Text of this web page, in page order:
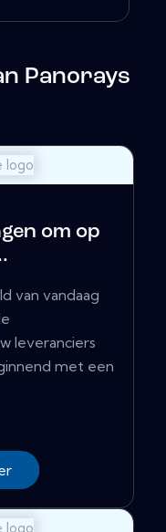
Panorays
om op
van vandaag
leveranciers
met een